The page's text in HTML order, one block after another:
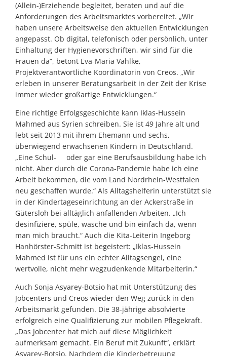
(Allein-)Erziehende begleitet, beraten und auf die
Anforderungen des Arbeitsmarktes vorbereitet. „Wir
haben unsere Arbeitsweise den aktuellen Entwicklungen
angepasst. Ob digital, telefonisch oder persönlich, unter
Einhaltung der Hygienevorschriften, wir sind für die
Frauen da“, betont Eva-Maria Vahlke,
Projektverantwortliche Koordinatorin von Creos. „Wir
erleben in unserer Beratungsarbeit in der Zeit der Krise
immer wieder großartige Entwicklungen.“
Eine richtige Erfolgsgeschichte kann Iklas-Hussein
Mahmed aus Syrien schreiben. Sie ist 49 Jahre alt und
lebt seit 2013 mit ihrem Ehemann und sechs,
überwiegend erwachsenen Kindern in Deutschland.
„Eine Schul- oder gar eine Berufsausbildung habe ich
nicht. Aber durch die Corona-Pandemie habe ich eine
Arbeit bekommen, die vom Land Nordrhein-Westfalen
neu geschaffen wurde.“ Als Alltagshelferin unterstützt sie
in der Kindertageseinrichtung an der Ackerstraße in
Gütersloh bei alltäglich anfallenden Arbeiten. „Ich
desinfiziere, spüle, wasche und bin einfach da, wenn
man mich braucht.“ Auch die Kita-Leiterin Ingeborg
Hanhörster-Schmitt ist begeistert: „Iklas-Hussein
Mahmed ist für uns ein echter Alltagsengel, eine
wertvolle, nicht mehr wegzudenkende Mitarbeiterin.“
Auch Sonja Asyarey-Botsio hat mit Unterstützung des
Jobcenters und Creos wieder den Weg zurück in den
Arbeitsmarkt gefunden. Die 38-jährige absolvierte
erfolgreich eine Qualifizierung zur mobilen Pflegekraft.
„Das Jobcenter hat mich auf diese Möglichkeit
aufmerksam gemacht. Ein Beruf mit Zukunft“, erklärt
Asyarey-Botsio. Nachdem die Kinderbetreuung